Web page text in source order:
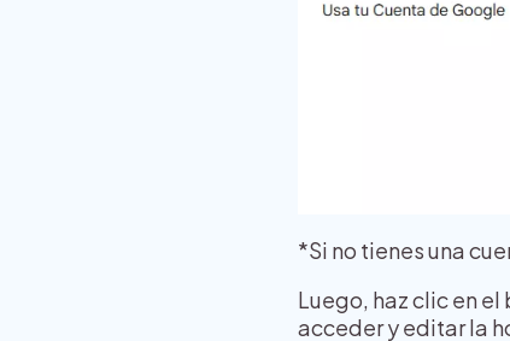
*Si no tienes una
Luego, haz clic en el
acceder y editar la